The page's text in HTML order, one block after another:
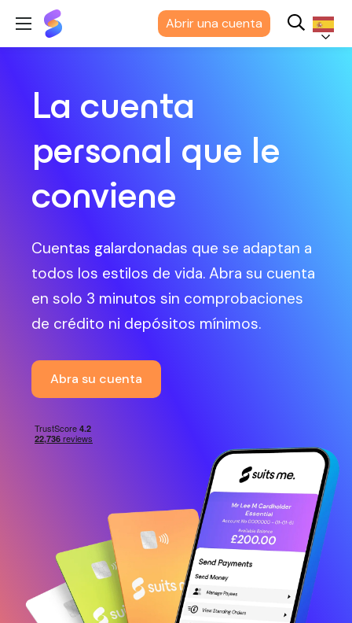
Suits
Me Abrir una cuenta
La cuenta
personal que le
conviene
Cuentas galardonadas que se adaptan a
todos los estilos de vida. Abra su cuenta
en solo 3 minutos sin comprobaciones
de crédito ni depósitos mínimos.
Abra su cuenta